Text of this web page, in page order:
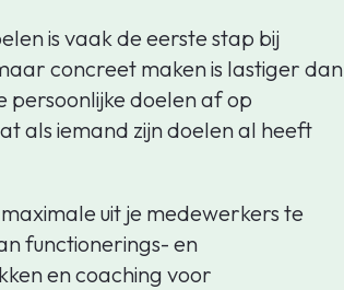
is vaak de eerste stap bij
concreet maken is lastiger dan
persoonlijke doelen af op
als iemand zijn doelen al heeft
uit je medewerkers te
functionerings- en
en coaching voor